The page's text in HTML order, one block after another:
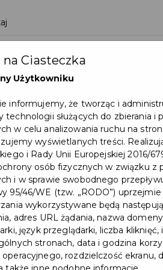
Dokumenty
w mieście
już
na Ciasteczka
Użytkowniku
informujemy, że tworząc i
technologii służących do zbierania i
w celu analizowania ruchu na
wyświetlanych treści.
i Rady Unii Europejskiej 2016/
osób fizycznych w związku z
i w sprawie swobodnego
95/46/WE (tzw. „RODO”)
wykorzystywane będą
adres URL żądania, nazwa
język przeglądarki, liczba
stronach, data i godzina
rozdzielczość ekranu,